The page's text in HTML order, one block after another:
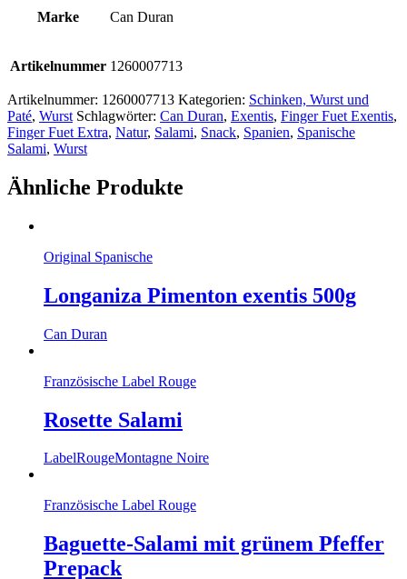
Marke Can Duran
Artikelnummer 1260007713
Artikelnummer: 1260007713 Kategorien: Schinken, Wurst und
Paté, Wurst Schlagwörter: Can Duran, Exentis, Finger Fuet Exentis,
Finger Fuet Extra, Natur, Salami, Snack, Spanien, Spanische
Salami, Wurst
Ähnliche Produkte
Original Spanische
Longaniza Pimenton exentis 500g
Can Duran
Französische Label Rouge
Rosette Salami
LabelRougeMontagne Noire
Französische Label Rouge
Baguette-Salami mit grünem Pfeffer
Prepack